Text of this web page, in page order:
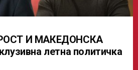
И МАКЕДОНСКА
летна политичка